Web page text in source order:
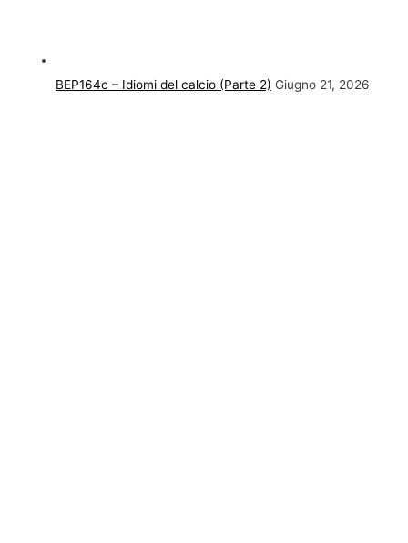
BEP164c – Idiomi del calcio (Parte 2) Giugno 21, 2026